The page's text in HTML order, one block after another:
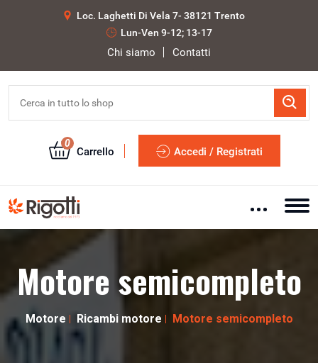
Loc. Laghetti Di Vela 7- 38121 Trento
Lun-Ven 9-12; 13-17
Chi siamo Contatti
0
Carrello Accedi / Registrati
Motore semicompleto
Motore Ricambi motore Motore semicompleto